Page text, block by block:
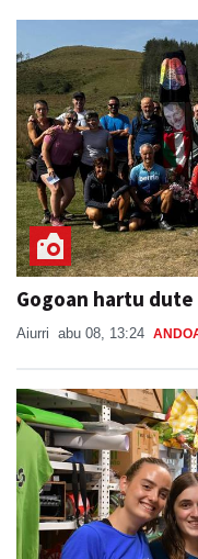
Gogoan hartu
Aiurri abu 08, 13:24